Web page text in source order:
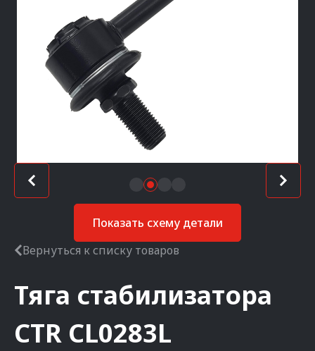
Показать схему детали
Вернуться к списку товаров
Тяга стабилизатора
CTR CL0283L